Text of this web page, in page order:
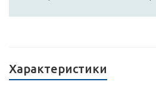
Характеристики